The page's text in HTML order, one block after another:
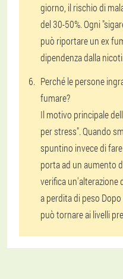
giorno, il rischio di
del 30-50%. Ogni
può riportare un ex
dipendenza dalla
Perché le persone
fumare?
Il motivo principale
per stress". Quando
spuntino invece di
porta ad un aumento
verifica un'alterazione
a perdita di peso
può tornare ai livelli